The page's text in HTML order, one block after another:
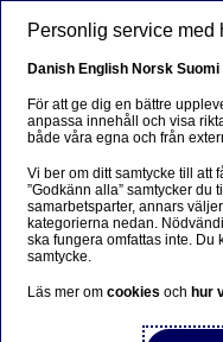
Sorry...
This page does not
be taken to a related
Stay on this page
Personlig service med
Danish English Norsk Suomi
För att ge dig en bättre
anpassa innehåll och visa
både våra egna och från
Vi ber om ditt samtycke till att
”Godkänn alla” samtycker
samarbetsparter, annars
kategorierna nedan.
ska fungera omfattas inte. Du
samtycke.
Läs mer omcookiesoch hur